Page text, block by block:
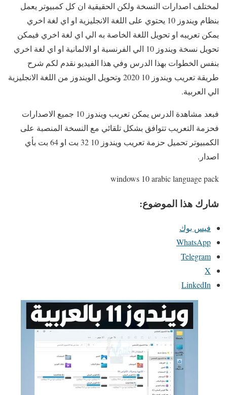
لمختلف اصدارات النسخة ولكن الحقيقية ان كل كمبيوتر يعمل
بنظام ويندوز 10 يحتوي على اللغة الانجليزية او اي لغة اخري
يمكن تعريبه او تحويل اللغة الخاصة به الي اي لغة اخري فيمكن
تحويل نسخة ويندوز 10 الي الفرنسية او الالمانية او اي لغة اخري
بنفس الخطوات بهذا الدرس وفي هذا الفيديو نقدم لكم شرح
طريقة تعريب ويندوز 10 2020 وتحويل الويندوز من اللغة الانجليزية
الي العربية.
فبعد مشاهدة الدرس يمكن تعريب ويندوز 10 جميع الاصدارات
فحزمة التعريب تتوافق بشكل تلقائي مع النسخة المنصبة على
الكمبيوتر تحميل حزمة تعريب ويندوز 10 32 بت او 64 بت بأي
اصدار.
windows 10 arabic language pack
شارك هذا الموضوع:
فيس بوك
WhatsApp
Telegram
X
LinkedIn